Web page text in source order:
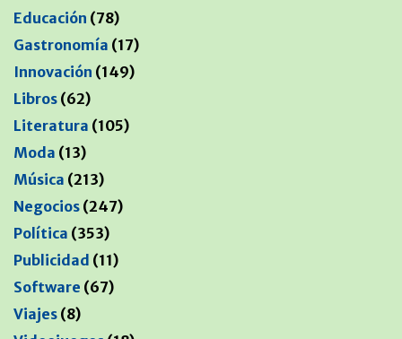
Educación (78)
Gastronomía (17)
Innovación (149)
Libros (62)
Literatura (105)
Moda (13)
Música (213)
Negocios (247)
Política (353)
Publicidad (11)
Software (67)
Viajes (8)